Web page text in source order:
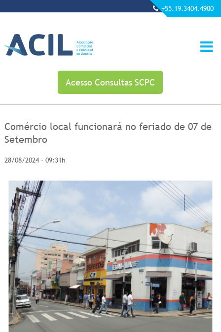
+55.19.3404.4900
Acesso Consultas SCPC
Comércio local funcionará no feriado de 07 de
Setembro
28/08/2024 - 09:31h